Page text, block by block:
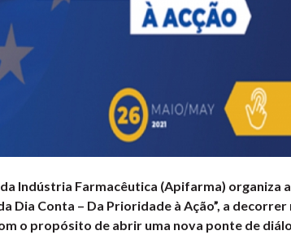
Indústria Farmacêutica (Apifarma) organiza
Dia Conta – Da Prioridade à Ação”, a decorrer
o propósito de abrir uma nova ponte de